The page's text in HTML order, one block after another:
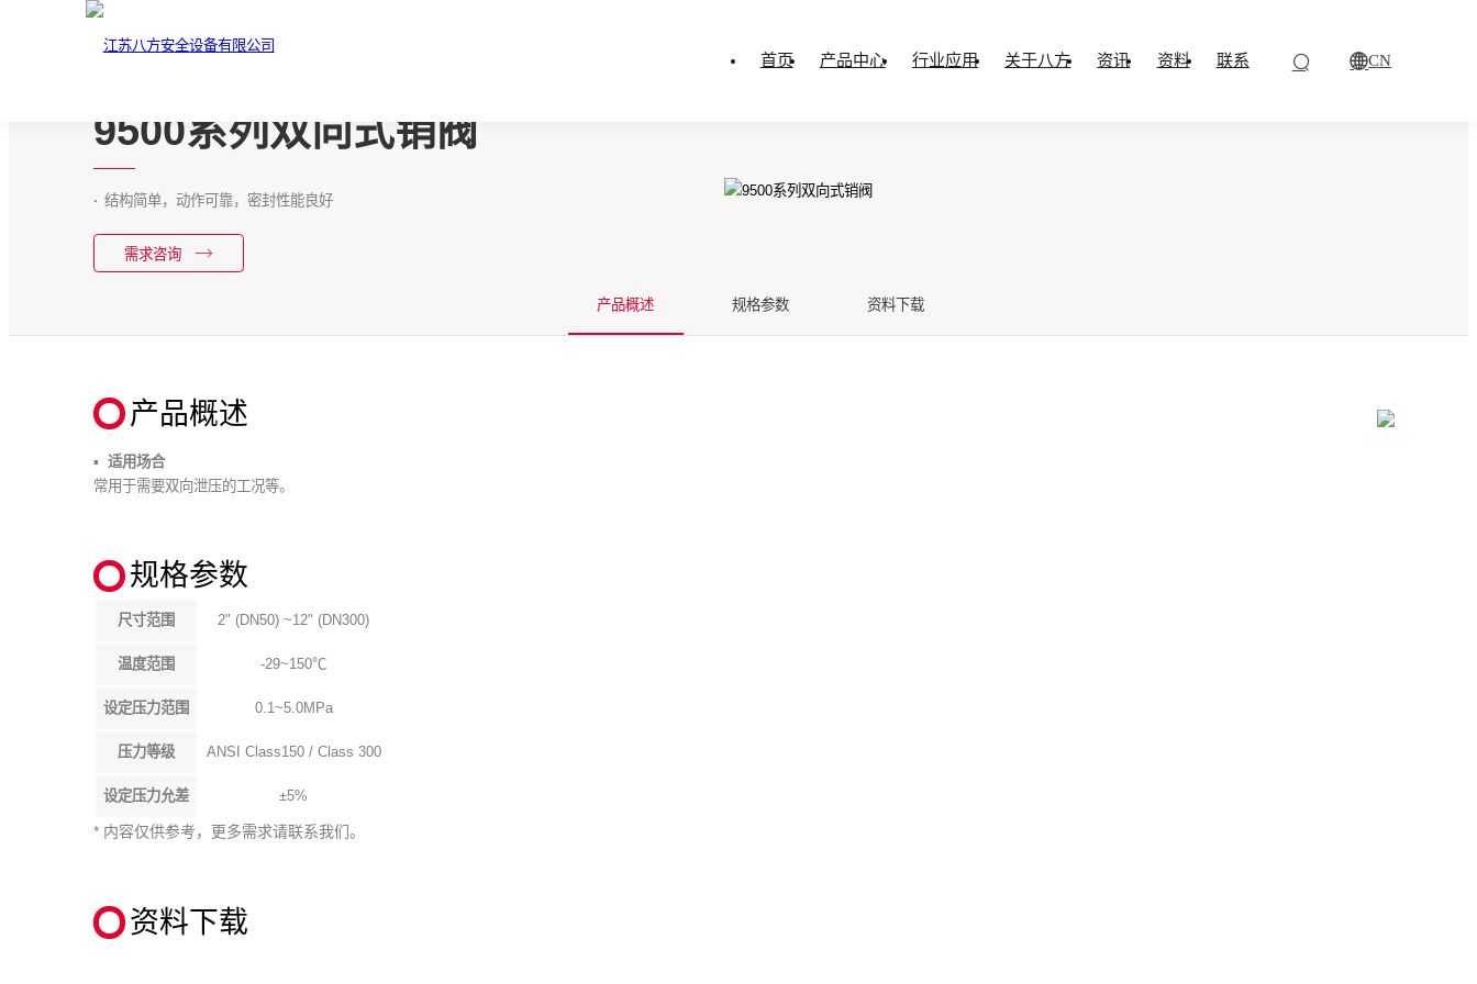
首页 产品中心 行业应用 关于八方 资讯 资料 联系 CN
9500系列双向式销阀
结构简单，动作可靠，密封性能良好
需求咨询
产品概述 规格参数 资料下载
产品概述
适用场合
常用于需要双向泄压的工况等。
规格参数
尺寸范围 2" (DN50) ~12" (DN300)
温度范围 -29~150℃
设定压力范围 0.1~5.0MPa
压力等级 ANSI Class150 / Class 300
设定压力允差 ±5%
* 内容仅供参考，更多需求请联系我们。
资料下载